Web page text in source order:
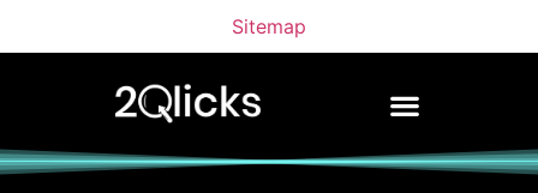
Sitemap